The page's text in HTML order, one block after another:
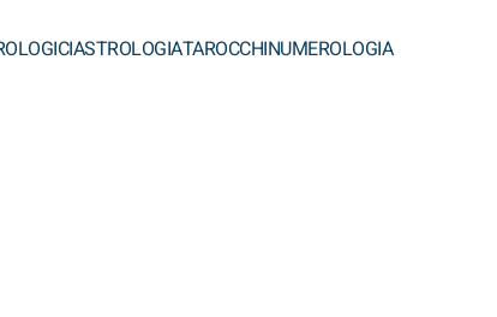
ASTROLOGIATAROCCHINUMEROLOGIA